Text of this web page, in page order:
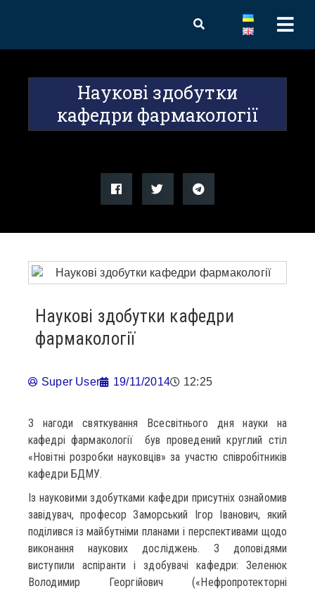
Наукові здобутки
кафедри фармакології
Наукові здобутки кафедри
фармакології
Super User 19/11/2014 12:25
З нагоди святкування Всесвітнього дня науки на
кафедрі фармакології був проведений круглий стіл
«Новітні розробки науковців» за участю співробітників
кафедри БДМУ.
Із науковими здобутками кафедри присутніх ознайомив
завідувач, професор Заморський Ігор Іванович, який
поділився із майбутніми планами і перспективами щодо
виконання наукових досліджень. З доповідями
виступили аспіранти і здобувачі кафедри: Зеленюк
Володимир Георгійович («Нефропротекторні